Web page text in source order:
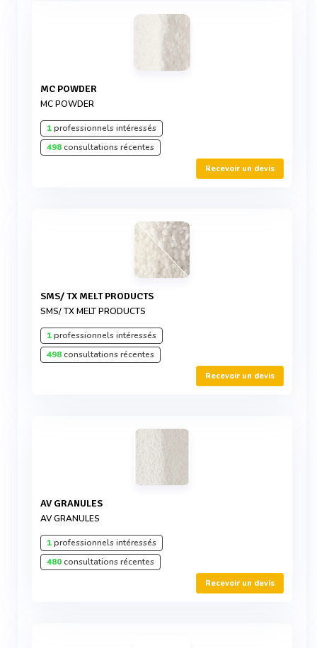
MC POWDER
MC POWDER
1professionnels intéressés
498consultations récentes
Recevoir un devis
SMS/ TX MELT PRODUCTS
SMS/ TX MELT PRODUCTS
1professionnels intéressés
498consultations récentes
Recevoir un devis
AV GRANULES
AV GRANULES
1professionnels intéressés
480consultations récentes
Recevoir un devis